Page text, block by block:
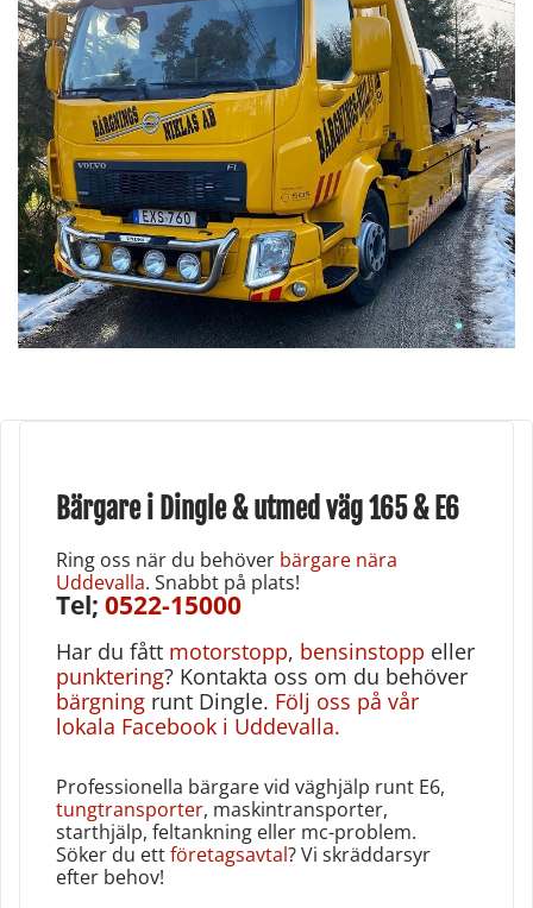
Bärgare i Dingle & utmed väg 165 & E6
Ring oss när du behöver bärgare nära
Uddevalla. Snabbt på plats!
Tel; 0522-15000
Har du fått motorstopp, bensinstopp eller
punktering? Kontakta oss om du behöver
bärgning runt Dingle. Följ oss på vår
lokala Facebook i Uddevalla.
Professionella bärgare vid väghjälp runt E6,
tungtransporter, maskintransporter,
starthjälp, feltankning eller mc-problem.
Söker du ettföretagsavtal? Vi skräddarsyr
efter behov!